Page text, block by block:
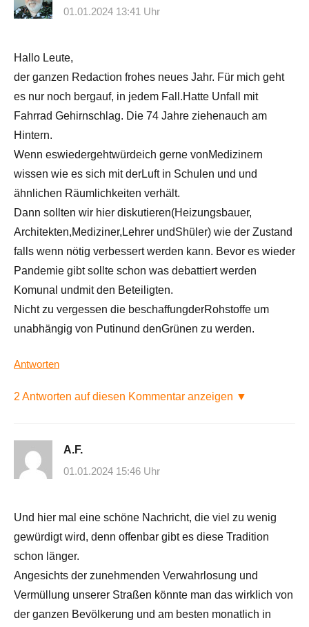
01.01.2024 13:41 Uhr
Hallo Leute,
der ganzen Redaction frohes neues Jahr. Für mich geht
es nur noch bergauf, in jedem Fall.Hatte Unfall mit
Fahrrad Gehirnschlag. Die 74 Jahre ziehenauch am
Hintern.
Wenn eswiedergehtwürdeich gerne vonMedizinern
wissen wie es sich mit derLuft in Schulen und und
ähnlichen Räumlichkeiten verhält.
Dann sollten wir hier diskutieren(Heizungsbauer,
Architekten,Mediziner,Lehrer undShüler) wie der Zustand
falls wenn nötig verbessert werden kann. Bevor es wieder
Pandemie gibt sollte schon was debattiert werden
Komunal undmit den Beteiligten.
Nicht zu vergessen die beschaffungderRohstoffe um
unabhängig von Putinund denGrünen zu werden.
Antworten
2 Antworten auf diesen Kommentar anzeigen ▼
A.F.
01.01.2024 15:46 Uhr
Und hier mal eine schöne Nachricht, die viel zu wenig
gewürdigt wird, denn offenbar gibt es diese Tradition
schon länger.
Angesichts der zunehmenden Verwahrlosung und
Vermüllung unserer Straßen könnte man das wirklich von
der ganzen Bevölkerung und am besten monatlich in